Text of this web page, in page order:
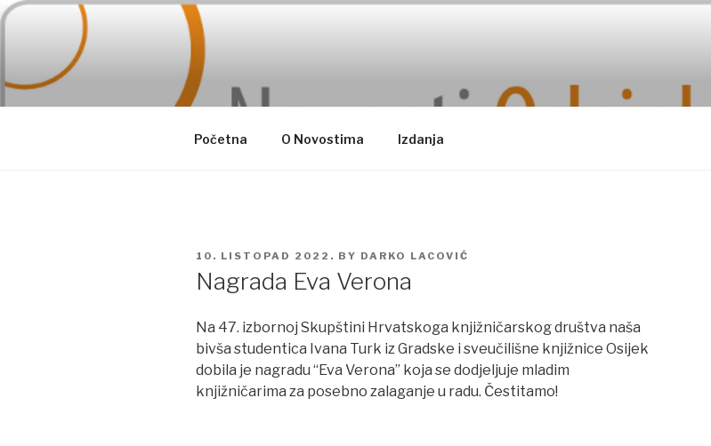
Skip
Početna O Novostima Izdanja
POSTED
ON
10. LISTOPAD 2022. BY DARKO LACOVIĆ
Nagrada Eva Verona
Na 47. izbornoj Skupštini Hrvatskoga knjižničarskog društva naša
bivša studentica Ivana Turk iz Gradske i sveučilišne knjižnice Osijek
dobila je nagradu “Eva Verona” koja se dodjeljuje mladim
knjižničarima za posebno zalaganje u radu. Čestitamo!